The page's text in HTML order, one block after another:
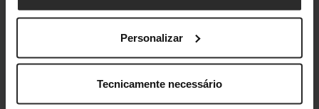
Personalizar
Tecnicamente necessário
Adicionar ao Carrinho Adicionar ao
** B Grade ** Monitor
Poupe 49%
** B Grade ** Monitor